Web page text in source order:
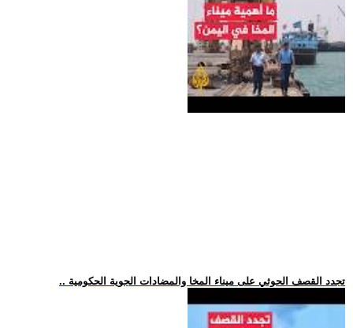
.. تجدد القصف الحوثي على ميناء المخا والمضادات الجوية الحكومية